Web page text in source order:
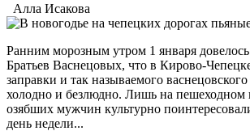
Алла Исакова
Ранним морозным утром 1 января
Братьев Васнецовых, что в Кирово-
заправки и так называемого
холодно и безлюдно. Лишь на пешеходном
озябших мужчин культурно
день недели...